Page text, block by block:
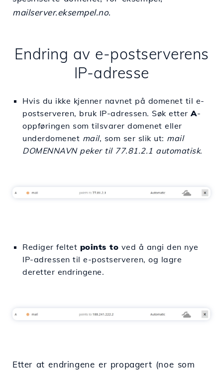
mailserver.eksempel.no.
Endring av e-postserverens
IP-adresse
Hvis du ikke kjenner navnet på domenet til e-
postserveren, bruk IP-adressen. Søk etter A-
oppføringen som tilsvarer domenet eller
underdomenet mail, som ser slik ut: mail
DOMENNAVN peker til 77.81.2.1 automatisk.
Rediger feltet points to ved å angi den nye
IP-adressen til e-postserveren, og lagre
deretter endringene.
Etter at endringene er propagert (noe som